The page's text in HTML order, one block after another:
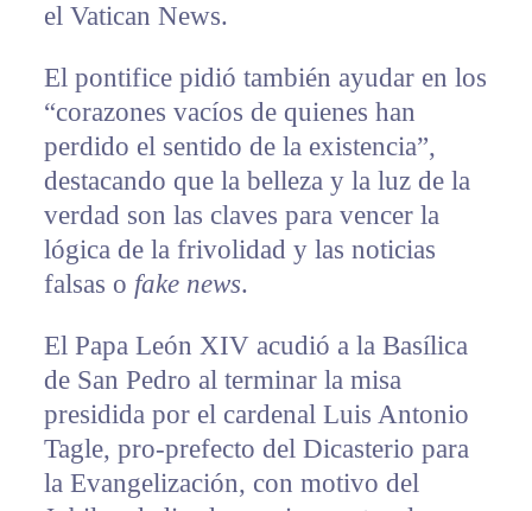
el Vatican News.
El pontifice pidió también ayudar en los
“corazones vacíos de quienes han
perdido el sentido de la existencia”,
destacando que la belleza y la luz de la
verdad son las claves para vencer la
lógica de la frivolidad y las noticias
falsas o fake news.
El Papa León XIV acudió a la Basílica
de San Pedro al terminar la misa
presidida por el cardenal Luis Antonio
Tagle, pro-prefecto del Dicasterio para
la Evangelización, con motivo del